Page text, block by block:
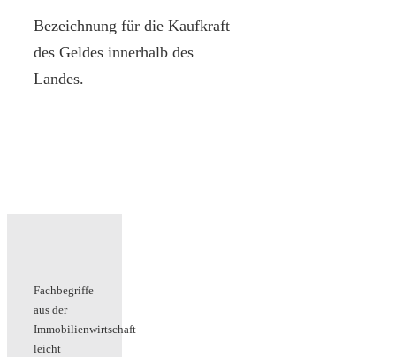
Bezeichnung für die Kaufkraft
des Geldes innerhalb des
Landes.
Fachbegriffe
aus der
Immobilienwirtschaft
leicht